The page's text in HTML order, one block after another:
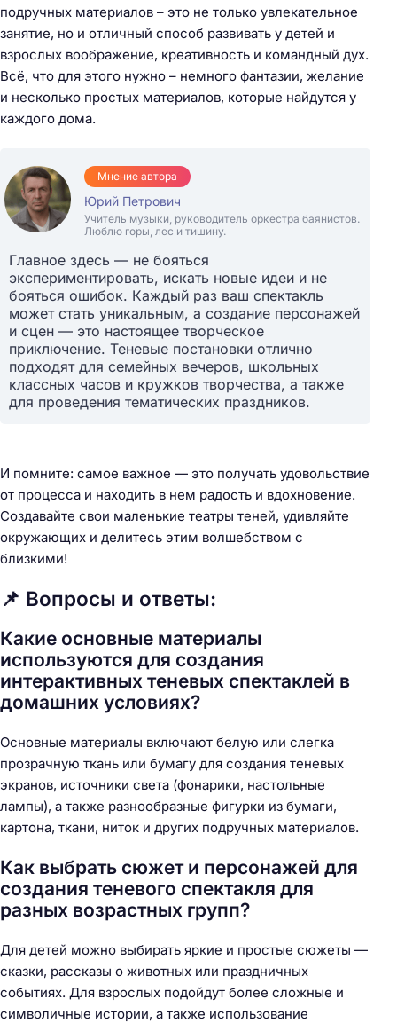
подручных материалов – это не только увлекательное
занятие, но и отличный способ развивать у детей и
взрослых воображение, креативность и командный дух.
Всё, что для этого нужно – немного фантазии, желание
и несколько простых материалов, которые найдутся у
каждого дома.
Мнение автора
Юрий Петрович
Учитель музыки, руководитель оркестра баянистов.
Люблю горы, лес и тишину.
Главное здесь — не бояться
экспериментировать, искать новые идеи и не
бояться ошибок. Каждый раз ваш спектакль
может стать уникальным, а создание персонажей
и сцен — это настоящее творческое
приключение. Теневые постановки отлично
подходят для семейных вечеров, школьных
классных часов и кружков творчества, а также
для проведения тематических праздников.
И помните: самое важное — это получать удовольствие
от процесса и находить в нем радость и вдохновение.
Создавайте свои маленькие театры теней, удивляйте
окружающих и делитесь этим волшебством с
близкими!
📌 Вопросы и ответы:
Какие основные материалы
используются для создания
интерактивных теневых спектаклей в
домашних условиях?
Основные материалы включают белую или слегка
прозрачную ткань или бумагу для создания теневых
экранов, источники света (фонарики, настольные
лампы), а также разнообразные фигурки из бумаги,
картона, ткани, ниток и других подручных материалов.
Как выбрать сюжет и персонажей для
создания теневого спектакля для
разных возрастных групп?
Для детей можно выбирать яркие и простые сюжеты —
сказки, рассказы о животных или праздничных
событиях. Для взрослых подойдут более сложные и
символичные истории, а также использование